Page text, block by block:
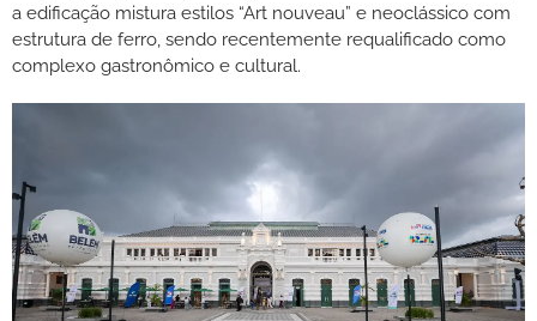
a edificação mistura estilos “Art nouveau” e neoclássico com
estrutura de ferro, sendo recentemente requalificado como
complexo gastronômico e cultural.